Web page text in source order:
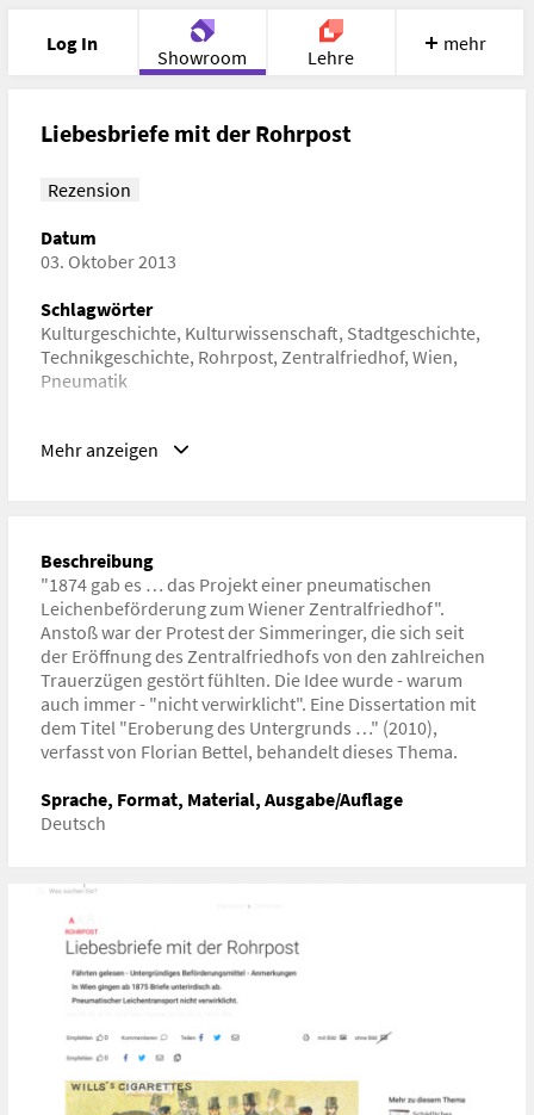
Log In
Showroom Lehre
Portfolio Image Cloud
mehr
Liebesbriefe mit der Rohrpost
Rezension
Datum
03. Oktober 2013
Schlagwörter
Kulturgeschichte, Kulturwissenschaft, Stadtgeschichte,
Technikgeschichte, Rohrpost, Zentralfriedhof, Wien,
Pneumatik
https://www.wienerzeitung.at/nachrichten/zeitreisen/
Mehr anzeigen
Beschreibung
"1874 gab es … das Projekt einer pneumatischen
Leichenbeförderung zum Wiener Zentralfriedhof".
Anstoß war der Protest der Simmeringer, die sich seit
der Eröffnung des Zentralfriedhofs von den zahlreichen
Trauerzügen gestört fühlten. Die Idee wurde - warum
auch immer - "nicht verwirklicht". Eine Dissertation mit
dem Titel "Eroberung des Untergrunds …" (2010),
verfasst von Florian Bettel, behandelt dieses Thema.
Sprache, Format, Material, Ausgabe/Auflage
Deutsch